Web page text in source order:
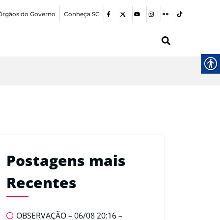
do Governo Conheça SC
Postagens mais
Recentes
OBSERVAÇÃO – 06/08 20:16 –